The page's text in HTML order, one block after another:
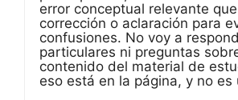
error conceptual relevante
corrección o aclaración para
confusiones. No voy a
particulares ni preguntas
contenido del material de
eso está en la página, y no es